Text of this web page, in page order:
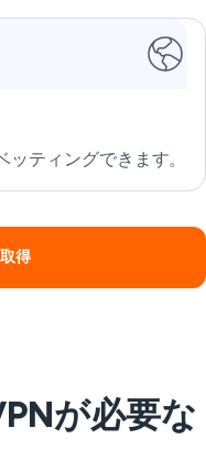
ティングできます。
得
が必要な